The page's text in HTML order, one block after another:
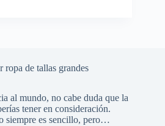
ropa de tallas grandes
al mundo, no cabe duda que la
tener en consideración.
siempre es sencillo, pero…